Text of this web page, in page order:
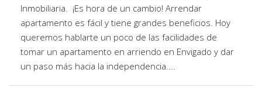
Inmobiliaria. ¡Es hora de un cambio! Arrendar
apartamento es fácil y tiene grandes beneficios. Hoy
queremos hablarte un poco de las facilidades de
tomar un apartamento en arriendo en Envigado y dar
un paso más hacia la independencia....